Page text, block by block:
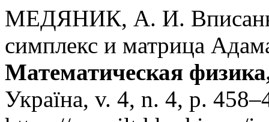
МЕДЯНИК, А. И.
симплекс и матрица
Математическая
Україна, v. 4, n. 4, p.